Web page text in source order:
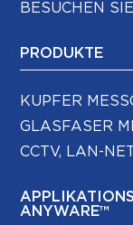
BESUCHEN
PRODUKTE
KUPFER
GLASFASER
CCTV, LAN-
ANYWARE™